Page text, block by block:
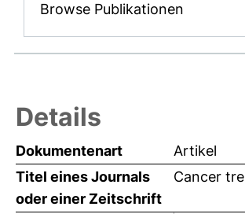
Browse Publikationen
Details
Dokumentenart
Artikel
Titel eines Journals
oder einer Zeitschrift
Cancer